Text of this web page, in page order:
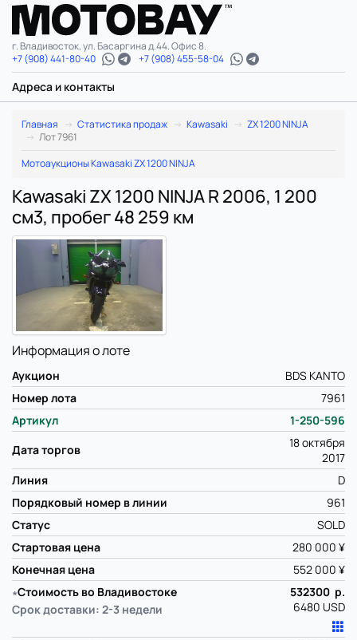
г. Владивосток, ул. Басаргина д.44. Офис 8.
+7 (908) 441-80-40
+7 (908) 455-58-04
Адреса и контакты
Главная Статистика продаж Kawasaki
ZX 1200 NINJA
Лот 7961
Мотоаукционы Kawasaki ZX 1200 NINJA
Kawasaki ZX 1200 NINJA R 2006, 1 200
см3, пробег 48 259 км
Информация о лоте
Аукцион
BDS KANTO
Номер лота
7961
Артикул
1-250-596
Дата торгов
18 октября
2017
Линия
D
Порядковый номер в линии
961
Статус
SOLD
Стартовая цена
280 000 ¥
Конечная цена
552 000 ¥
∗Стоимость во Владивостоке
Срок доставки: 2-3 недели
532300 р.
6480 USD